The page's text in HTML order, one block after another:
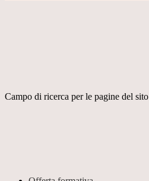
Campo di ricerca per le pagine del sito